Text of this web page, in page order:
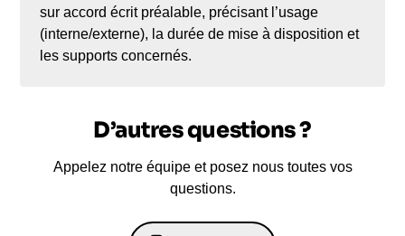
sur accord écrit préalable, précisant l’usage
(interne/externe), la durée de mise à disposition et
les supports concernés.
D’autres questions ?
Appelez notre équipe et posez nous toutes vos
questions.